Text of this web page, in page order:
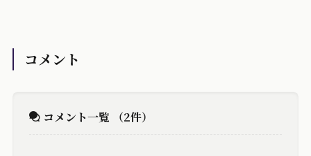
コメント
コメント一覧 （2件）